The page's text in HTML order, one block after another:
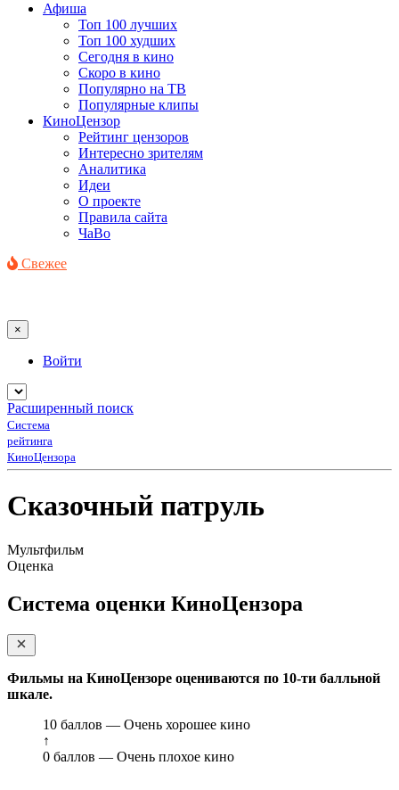
Афиша
Топ 100 лучших
Топ 100 худших
Сегодня в кино
Скоро в кино
Популярно на ТВ
Популярные клипы
КиноЦензор
Рейтинг цензоров
Интересно зрителям
Аналитика
Идеи
О проекте
Правила сайта
ЧаВо
Свежее
×
Войти
Расширенный поиск
Система
рейтинга
КиноЦензора
Сказочный патруль
Мультфильм
Оценка
Система оценки КиноЦензора
Фильмы на КиноЦензоре оцениваются по 10-ти балльной
шкале.
10 баллов — Очень хорошее кино
↑
0 баллов — Очень плохое кино